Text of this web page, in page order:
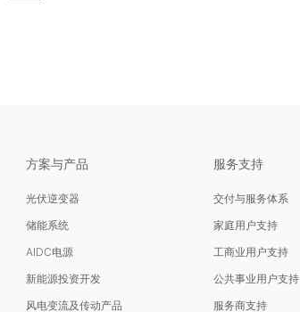
方案与产品
光伏逆变器
储能系统
AIDC电源
新能源投资开发
风电变流及传动产品
服务支持
交付与服务体系
家庭用户支持
工商业用户支持
公共事业用户支持
服务商支持